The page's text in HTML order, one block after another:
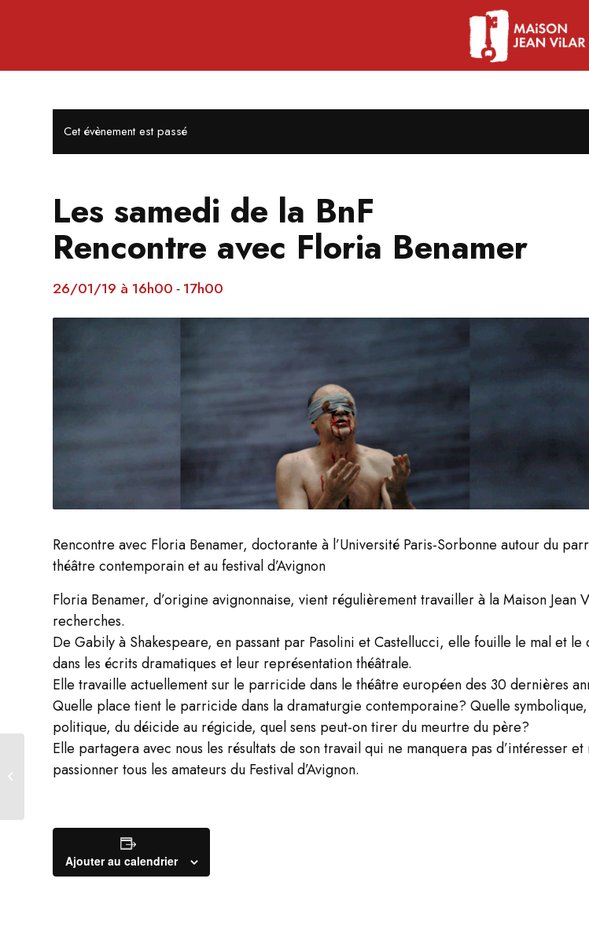
Cet évènement est passé
Les samedi de la BnF
Rencontre avec Floria Benamer
26/01/19 à 16h00 - 17h00
Rencontre avec Floria Benamer, doctorante à l’Université Paris-Sorbonne autour du
théâtre contemporain et au festival d’Avignon
Floria Benamer, d’origine avignonnaise, vient régulièrement travailler à la Maison Jean
recherches.
De Gabily à Shakespeare, en passant par Pasolini et Castellucci, elle fouille le mal et
dans les écrits dramatiques et leur représentation théâtrale.
Elle travaille actuellement sur le parricide dans le théâtre européen des 30 dernières
Quelle place tient le parricide dans la dramaturgie contemporaine? Quelle
politique, du déicide au régicide, quel sens peut-on tirer du meurtre du père?
Elle partagera avec nous les résultats de son travail qui ne manquera pas d’intéresser et
passionner tous les amateurs du Festival d’Avignon.
Ajouter au calendrier
Féminin et femmes